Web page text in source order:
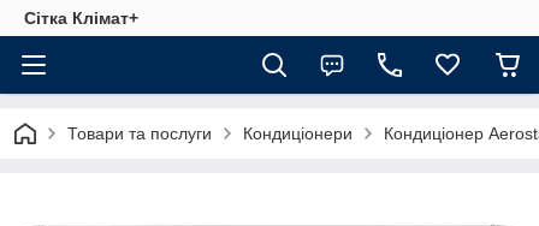
Сітка Клімат+
Товари та послуги Кондиціонери Кондиціонер